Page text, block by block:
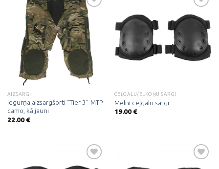
Pievienot
vēlmju
sarakstam
AIZSARGI
Iegurņa aizsargšorti “Tier 3”-MTP
camo, kā jauni
22.00€
Pievienot
vēlmju
sarakstam
CEĻGALU/ELKOŅU SARGI
Melni ceļgalu sargi
19.00€